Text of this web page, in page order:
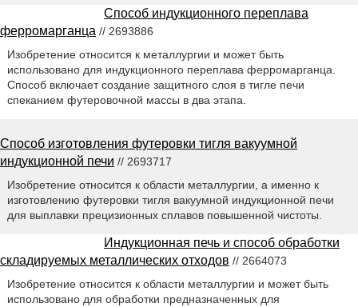
Способ индукционного переплава
ферромарганца // 2693886
Изобретение относится к металлургии и может быть
использовано для индукционного переплава ферромарганца.
Способ включает создание защитного слоя в тигле печи
спеканием футеровочной массы в два этапа.
Способ изготовления футеровки тигля вакуумной
индукционной печи // 2693717
Изобретение относится к области металлургии, а именно к
изготовлению футеровки тигля вакуумной индукционной печи
для выплавки прецизионных сплавов повышенной чистоты.
Индукционная печь и способ обработки
складируемых металлических отходов // 2664073
Изобретение относится к области металлургии и может быть
использовано для обработки предназначенных для